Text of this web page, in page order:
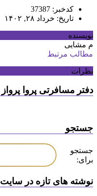
کدخبر: 37387
تاریخ: خرداد ۲۸, ۱۴۰۲
نویسنده
م مشایی
مطالب مرتبط
نظرات
دفتر مسافرتی پروا پرواز
جستجو
جستجو
برای:
نوشته های تازه در سایت